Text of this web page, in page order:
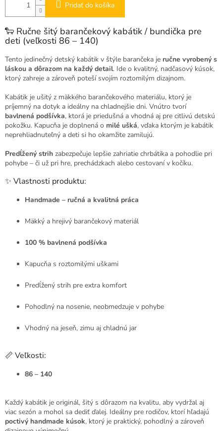
Pridať do košíka
🐑 Ručne šitý barančekový kabátik / bundička pre
deti (veľkosti 86 – 140)
Tento jedinečný detský kabátik v štýle barančeka je ručne vyrobený s
láskou a dôrazom na každý detail. Ide o kvalitný, nadčasový kúsok,
ktorý zahreje a zároveň poteší svojím roztomilým dizajnom.
Kabátik je ušitý z mäkkého barančekového materiálu, ktorý je
príjemný na dotyk a ideálny na chladnejšie dni. Vnútro tvorí
bavlnená podšívka, ktorá je priedušná a vhodná aj pre citlivú detskú
pokožku. Kapucňa je doplnená o milé ušká, vďaka ktorým je kabátik
neprehliadnuteľný a deti si ho okamžite zamilujú.
Predĺžený strih zabezpečuje lepšie zahriatie chrbátika a pohodlie pri
pohybe – či už pri hre, prechádzkach alebo cestovaní v kočíku.
✨ Vlastnosti produktu:
Handmade – ručná a kvalitná práca
Mäkký a hrejivý barančekový materiál
100 % bavlnená podšívka
Kapucňa s roztomilými uškami
Predĺžený strih pre extra komfort
Pohodlný na nosenie, neobmedzuje v pohybe
Vhodný na jeseň, zimu aj chladnú jar
📏 Veľkosti:
86 – 140
Každý kabátik je originál, šitý s dôrazom na kvalitu, aby vydržal aj
viac sezón a mohol sa dediť ďalej. Ideálny pre rodičov, ktorí hľadajú
poctivý handmade kúsok, ktorý je praktický, pohodlný a zároveň